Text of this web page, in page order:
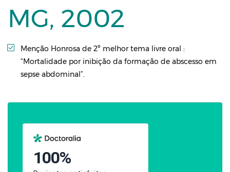
MG, 2002
Menção Honrosa de 2º melhor tema livre oral :
“Mortalidade por inibição da formação de abscesso em
sepse abdominal”.